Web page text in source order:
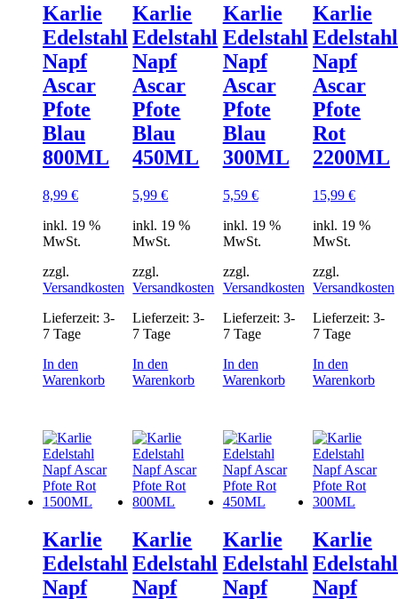
Karlie
Edelstahl
Napf
Ascar
Pfote
Blau
800ML
8,99 €
inkl. 19 %
MwSt.
zzgl.
Versandkosten
Lieferzeit: 3-
7 Tage
In den
Warenkorb
Karlie
Edelstahl
Napf
Ascar
Pfote
Blau
450ML
5,99€
inkl. 19 %
MwSt.
zzgl.
Versandkosten
Lieferzeit:3-
7 Tage
In den
Warenkorb
Karlie
Edelstahl
Napf
Ascar
Pfote
Blau
300ML
5,59 €
inkl. 19 %
MwSt.
zzgl.
Versandkosten
Lieferzeit: 3-
7 Tage
In den
Warenkorb
Karlie
Edelstahl
Napf
Ascar
Pfote
Rot
2200ML
15,99 €
inkl. 19 %
MwSt.
zzgl.
Versandkosten
Lieferzeit: 3-
7 Tage
In den
Warenkorb
Karlie
Edelstahl
Napf
Karlie
Edelstahl
Napf
Karlie
Edelstahl
Napf
Karlie
Edelstahl
Napf